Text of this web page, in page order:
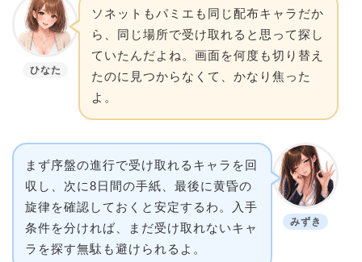
ひなた
ソネットもパミエも同じ配布キャラだか
ら、同じ場所で受け取れると思って探し
ていたんだよね。画面を何度も切り替え
たのに見つからなくて、かなり焦った
よ。
みずき
まず序盤の進行で受け取れるキャラを回
収し、次に8日間の手紙、最後に黄昏の
旋律を確認しておくと安定するわ。入手
条件を分ければ、まだ受け取れないキャ
ラを探す無駄も避けられるよ。